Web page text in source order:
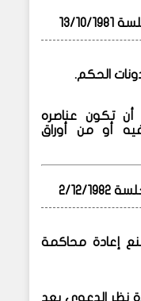
الحكم.
أن تكون عناصره
أو من أوراق
إعادة محاكمة
إعادة نظر الدعوى بعد